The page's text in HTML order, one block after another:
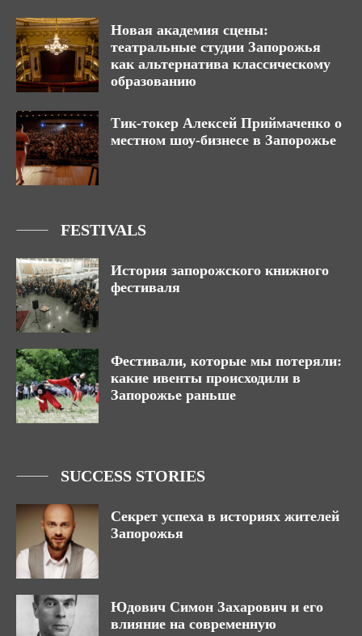
Новая академия сцены:
театральные студии Запорожья
как альтернатива классическому
образованию
Тик-токер Алексей Приймаченко о
местном шоу-бизнесе в Запорожье
FESTIVALS
История запорожского книжного
фестиваля
Фестивали, которые мы потеряли:
какие ивенты происходили в
Запорожье раньше
SUCCESS STORIES
Секрет успеха в историях жителей
Запорожья
Юдович Симон Захарович и его
влияние на современную